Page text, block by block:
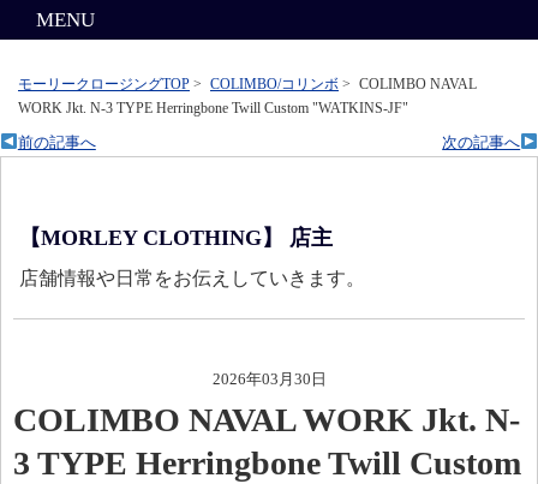
MENU
モーリークロージングTOP > COLIMBO/コリンボ > COLIMBO NAVAL
WORK Jkt. N-3 TYPE Herringbone Twill Custom "WATKINS-JF"
次の記事へ
前の記事へ
【MORLEY CLOTHING】 店主
店舗情報や日常をお伝えしていきます。
2026年03月30日
COLIMBO NAVAL WORK Jkt. N-
3 TYPE Herringbone Twill Custom